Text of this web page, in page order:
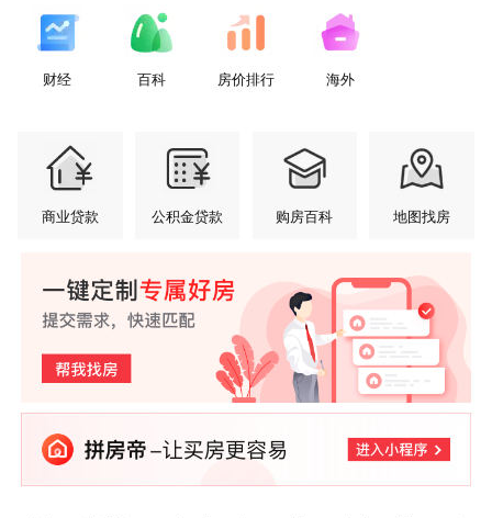
财经 百科 房价排行 海外
商业贷款 公积金贷款 购房百科 地图找房